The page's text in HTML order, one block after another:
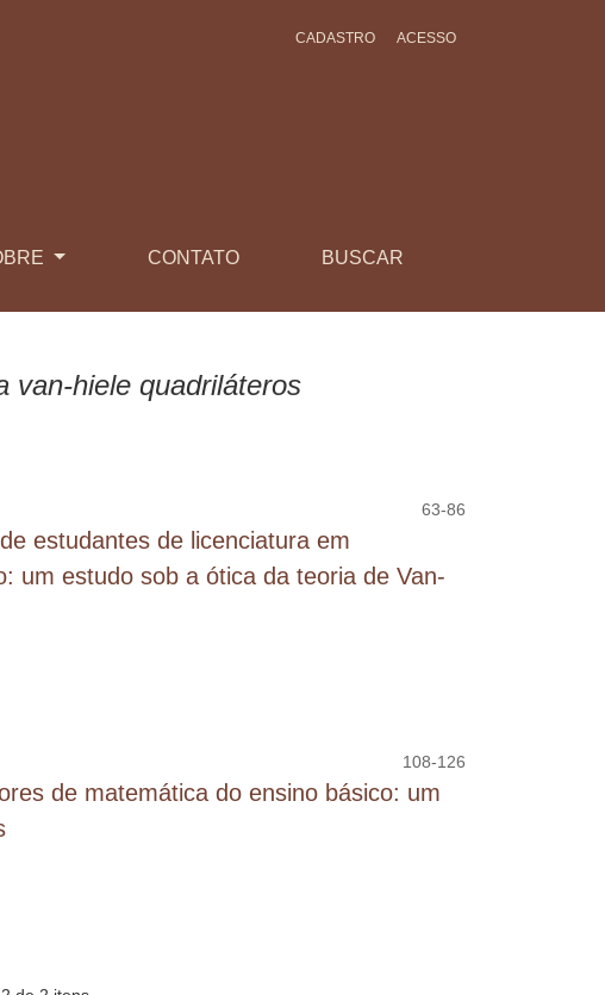
CONTATO BUSCAR
CADASTRO ACESSO
van-hiele quadriláteros
63-86
estudantes de licenciatura em
um estudo sob a ótica da teoria de Van-
108-126
de matemática do ensino básico: um